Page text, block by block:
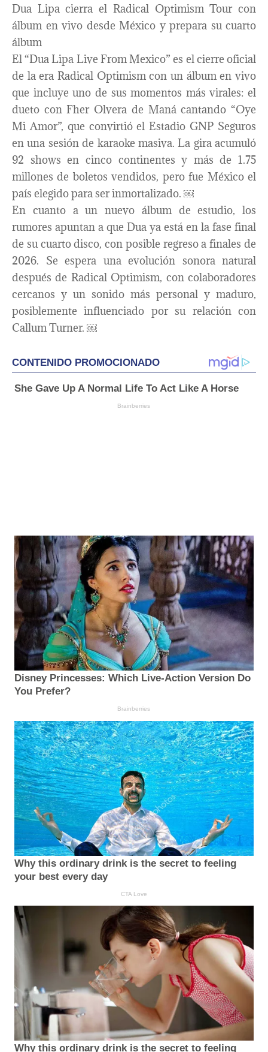
Dua Lipa cierra el Radical Optimism Tour con
álbum en vivo desde México y prepara su cuarto
álbum
El “Dua Lipa Live From Mexico” es el cierre oficial
de la era Radical Optimism con un álbum en vivo
que incluye uno de sus momentos más virales: el
dueto con Fher Olvera de Maná cantando “Oye
Mi Amor”, que convirtió el Estadio GNP Seguros
en una sesión de karaoke masiva. La gira acumuló
92 shows en cinco continentes y más de 1.75
millones de boletos vendidos, pero fue México el
país elegido para ser inmortalizado. ￼
En cuanto a un nuevo álbum de estudio, los
rumores apuntan a que Dua ya está en la fase final
de su cuarto disco, con posible regreso a finales de
2026. Se espera una evolución sonora natural
después de Radical Optimism, con colaboradores
cercanos y un sonido más personal y maduro,
posiblemente influenciado por su relación con
Callum Turner. ￼​​​​​​​​​​​​​​​​